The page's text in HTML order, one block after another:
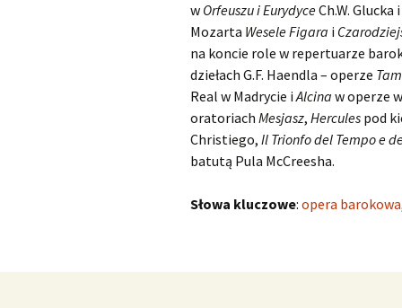
Monteverdi Claudio
Pergolesi Giovanni
Battista
Porpora Nicola Antonio
Purcell Henry
Rameau Jean-Philippe
w Orfeuszu i EurydyceCh.W. Glucka
Mozarta Wesele Figara i
na koncie role w repertuarze
dziełach G.F. Haendla – operze
Real w Madrycie iAlcina w operze
oratoriach Mesjasz, Hercules pod
Christiego, Il Trionfo del Tempo e
batutą Pula McCreesha.
Słowa kluczowe: opera barokowa